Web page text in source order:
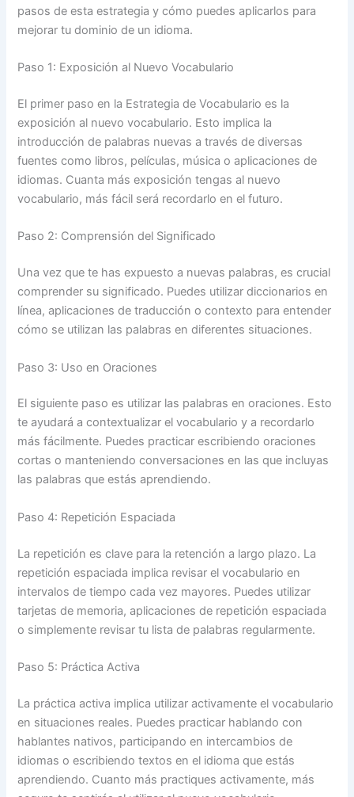
pasos de esta estrategia y cómo puedes aplicarlos para
mejorar tu dominio de un idioma.
Paso 1: Exposición al Nuevo Vocabulario
El primer paso en la Estrategia de Vocabulario es la
exposición al nuevo vocabulario. Esto implica la
introducción de palabras nuevas a través de diversas
fuentes como libros, películas, música o aplicaciones de
idiomas. Cuanta más exposición tengas al nuevo
vocabulario, más fácil será recordarlo en el futuro.
Paso 2: Comprensión del Significado
Una vez que te has expuesto a nuevas palabras, es crucial
comprender su significado. Puedes utilizar diccionarios en
línea, aplicaciones de traducción o contexto para entender
cómo se utilizan las palabras en diferentes situaciones.
Paso 3: Uso en Oraciones
El siguiente paso es utilizar las palabras en oraciones. Esto
te ayudará a contextualizar el vocabulario y a recordarlo
más fácilmente. Puedes practicar escribiendo oraciones
cortas o manteniendo conversaciones en las que incluyas
las palabras que estás aprendiendo.
Paso 4: Repetición Espaciada
La repetición es clave para la retención a largo plazo. La
repetición espaciada implica revisar el vocabulario en
intervalos de tiempo cada vez mayores. Puedes utilizar
tarjetas de memoria, aplicaciones de repetición espaciada
o simplemente revisar tu lista de palabras regularmente.
Paso 5: Práctica Activa
La práctica activa implica utilizar activamente el vocabulario
en situaciones reales. Puedes practicar hablando con
hablantes nativos, participando en intercambios de
idiomas o escribiendo textos en el idioma que estás
aprendiendo. Cuanto más practiques activamente, más